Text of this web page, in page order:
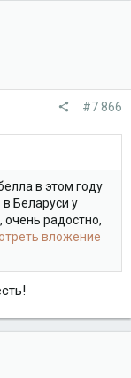
#7 866
в этом году
Беларуси у
радостно,
вложение